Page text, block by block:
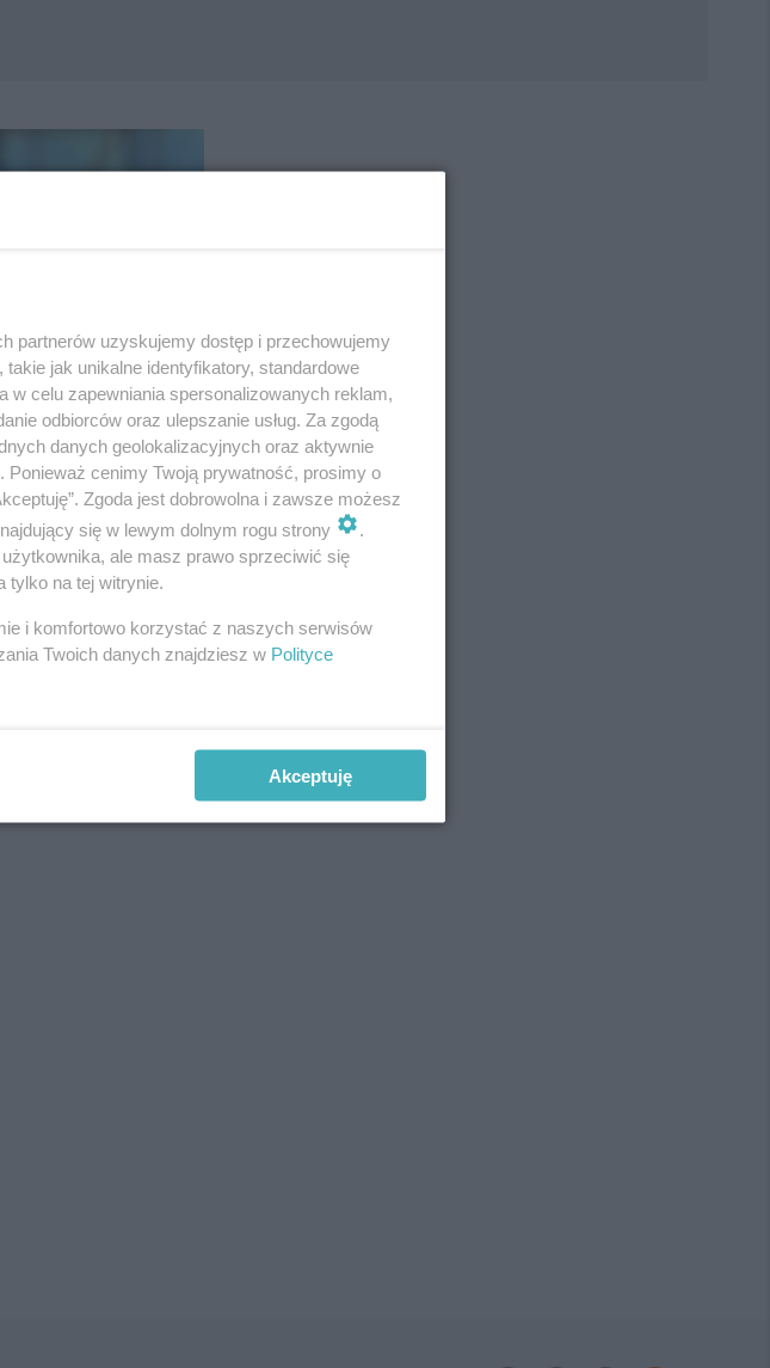
Carmen
REKLAMA
partnerów uzyskujemy dostęp i przechowujemy
jak unikalne identyfikatory, standardowe
w celu zapewniania spersonalizowanych reklam,
odbiorców oraz ulepszanie usług. Za zgodą
danych geolokalizacyjnych oraz aktywnie
cenimy Twoją prywatność, prosimy o
Zgoda jest dobrowolna i zawsze możesz
się w lewym dolnym rogu strony
.
ale masz prawo sprzeciwić się
tylko na tej witrynie.
i komfortowo korzystać z naszych serwisów
Twoich danych znajdziesz w Polityce
Akceptuję